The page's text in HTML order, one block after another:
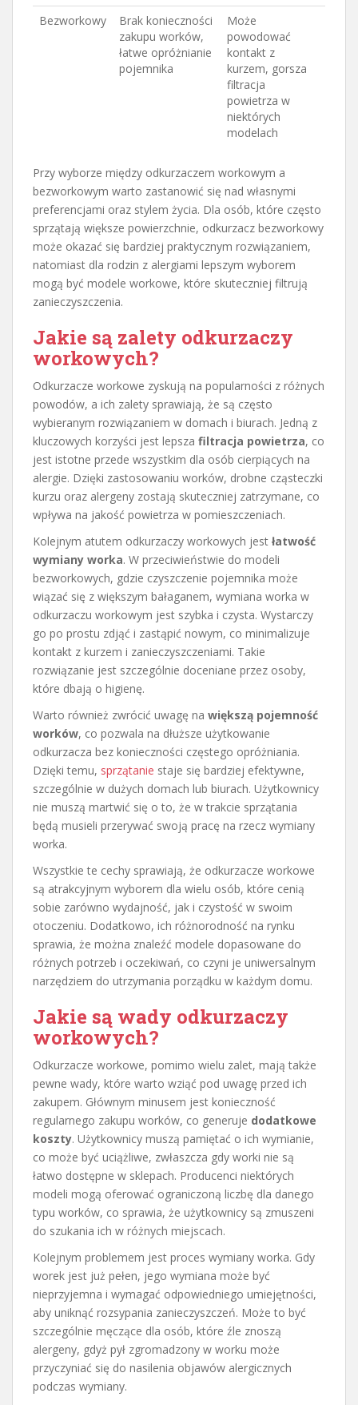
Bezworkowy
Brak konieczności
zakupu worków,
łatwe opróżnianie
pojemnika
Może
powodować
kontakt z
kurzem, gorsza
filtracja
powietrza w
niektórych
modelach
Przy wyborze między odkurzaczem workowym a
bezworkowym warto zastanowić się nad własnymi
preferencjami oraz stylem życia. Dla osób, które często
sprzątają większe powierzchnie, odkurzacz bezworkowy
może okazać się bardziej praktycznym rozwiązaniem,
natomiast dla rodzin z alergiami lepszym wyborem
mogą być modele workowe, które skuteczniej filtrują
zanieczyszczenia.
Jakie są zalety odkurzaczy
workowych?
Odkurzacze workowe zyskują na popularności z różnych
powodów, a ich zalety sprawiają, że są często
wybieranym rozwiązaniem w domach i biurach. Jedną z
kluczowych korzyści jest lepsza filtracja powietrza, co
jest istotne przede wszystkim dla osób cierpiących na
alergie. Dzięki zastosowaniu worków, drobne cząsteczki
kurzu oraz alergeny zostają skuteczniej zatrzymane, co
wpływa na jakość powietrza w pomieszczeniach.
Kolejnym atutem odkurzaczy workowych jest łatwość
wymiany worka. W przeciwieństwie do modeli
bezworkowych, gdzie czyszczenie pojemnika może
wiązać się z większym bałaganem, wymiana worka w
odkurzaczu workowym jest szybka i czysta. Wystarczy
go po prostu zdjąć i zastąpić nowym, co minimalizuje
kontakt z kurzem i zanieczyszczeniami. Takie
rozwiązanie jest szczególnie doceniane przez osoby,
które dbają o higienę.
Warto również zwrócić uwagę na większą pojemność
worków, co pozwala na dłuższe użytkowanie
odkurzacza bez konieczności częstego opróżniania.
Dzięki temu, sprzątanie staje się bardziej efektywne,
szczególnie w dużych domach lub biurach. Użytkownicy
nie muszą martwić się o to, że w trakcie sprzątania
będą musieli przerywać swoją pracę na rzecz wymiany
worka.
Wszystkie te cechy sprawiają, że odkurzacze workowe
są atrakcyjnym wyborem dla wielu osób, które cenią
sobie zarówno wydajność, jak i czystość w swoim
otoczeniu. Dodatkowo, ich różnorodność na rynku
sprawia, że można znaleźć modele dopasowane do
różnych potrzeb i oczekiwań, co czyni je uniwersalnym
narzędziem do utrzymania porządku w każdym domu.
Jakie są wady odkurzaczy
workowych?
Odkurzacze workowe, pomimo wielu zalet, mają także
pewne wady, które warto wziąć pod uwagę przed ich
zakupem. Głównym minusem jest konieczność
regularnego zakupu worków, co generuje dodatkowe
koszty. Użytkownicy muszą pamiętać o ich wymianie,
co może być uciążliwe, zwłaszcza gdy worki nie są
łatwo dostępne w sklepach. Producenci niektórych
modeli mogą oferować ograniczoną liczbę dla danego
typu worków, co sprawia, że użytkownicy są zmuszeni
do szukania ich w różnych miejscach.
Kolejnym problemem jest proces wymiany worka. Gdy
worek jest już pełen, jego wymiana może być
nieprzyjemna i wymagać odpowiedniego umiejętności,
aby uniknąć rozsypania zanieczyszczeń. Może to być
szczególnie męczące dla osób, które źle znoszą
alergeny, gdyż pył zgromadzony w worku może
przyczyniać się do nasilenia objawów alergicznych
podczas wymiany.